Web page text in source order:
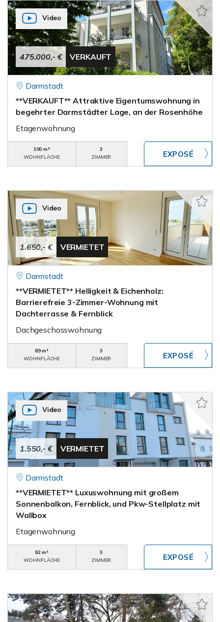
475.000,- € VERKAUFT
Video
Darmstadt
**VERKAUFT** Attraktive Eigentumswohnung in
begehrter Darmstädter Lage, an der Rosenhöhe
Etagenwohnung
100 m²
WOHNFLÄCHE
3
ZIMMER
1.650,- € VERMIETET
Video
Darmstadt
**VERMIETET** Helligkeit & Eichenholz:
Barrierefreie 3-Zimmer-Wohnung mit
Dachterrasse & Fernblick
Dachgeschosswohnung
89 m²
WOHNFLÄCHE
3
ZIMMER
1.550,- € VERMIETET
Video
Darmstadt
**VERMIETET** Luxuswohnung mit großem
Sonnenbalkon, Fernblick, und Pkw-Stellplatz mit
Wallbox
Etagenwohnung
82 m²
WOHNFLÄCHE
3
ZIMMER